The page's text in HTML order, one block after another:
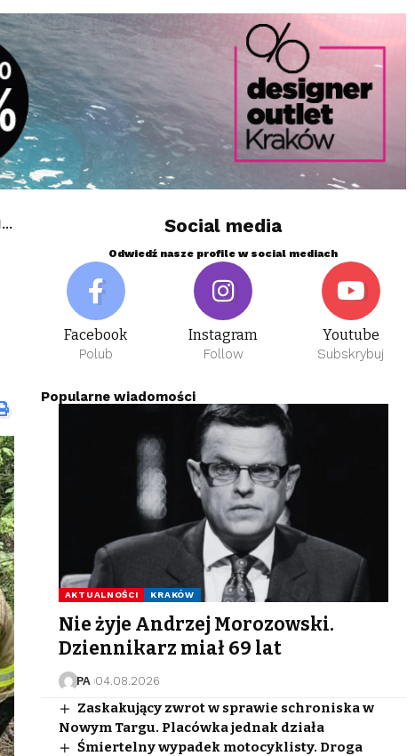
Social media
Odwiedź nasze profile w social mediach
Facebook
Polub
Instagram
Follow
Youtube
Subskrybuj
Popularne wiadomości
AKTUALNOŚCI KRAKÓW
Nie żyje Andrzej Morozowski.
Dziennikarz miał 69 lat
PA 04.08.2026
Zaskakujący zwrot w sprawie schroniska w
Nowym Targu. Placówka jednak działa
Śmiertelny wypadek motocyklisty. Droga